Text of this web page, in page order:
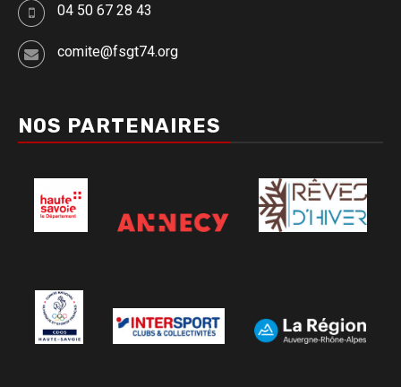
04 50 67 28 43
comite@fsgt74.org
NOS PARTENAIRES